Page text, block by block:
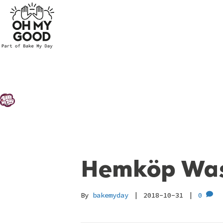
Hemköp
By bakemyday | 2018-10-31 | 0